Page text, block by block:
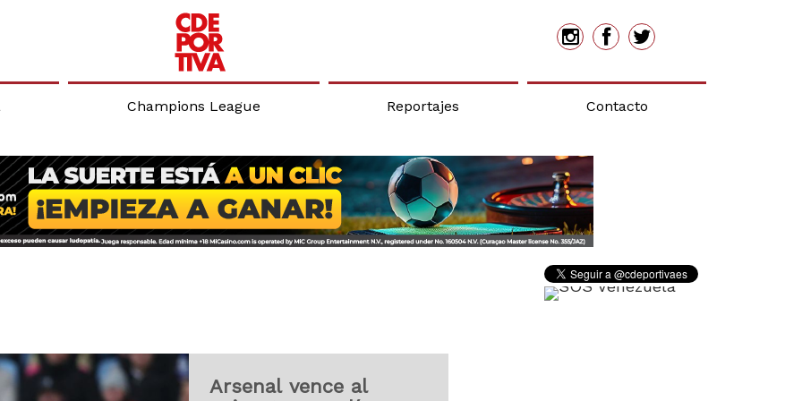
Champions League Reportajes Contacto
Arsenal vence al